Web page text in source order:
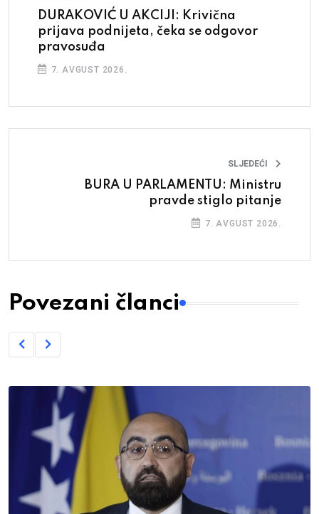
DURAKOVIĆ U AKCIJI: Krivična
prijava podnijeta, čeka se odgovor
pravosuđa
7. AVGUST 2026.
SLJEDEĆI
BURA U PARLAMENTU: Ministru
pravde stiglo pitanje
7. AVGUST 2026.
Povezani članci